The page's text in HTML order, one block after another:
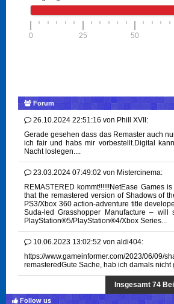
0 25 50
Forum
26.10.2024 22:51:16 von Phill XVII:
Gerade gesehen dass das Remaster auch
ich fair und habs mir vorbestellt.Digital
Nacht loslegen....
23.03.2024 07:49:02 von Mistercinema:
REMASTERED kommt!!!!!!NetEase Games
that the remastered version of Shadows of
PS3/Xbox 360 action-adventure title
Suda-led Grasshopper Manufacture – will
PlayStation®5/PlayStation®4/Xbox Series...
10.06.2023 13:02:52 von aldi404:
https://www.gameinformer.com/2023/06/09/
remasteredGute Sache, hab ich damals nicht
Insgesamt 74
Follow us